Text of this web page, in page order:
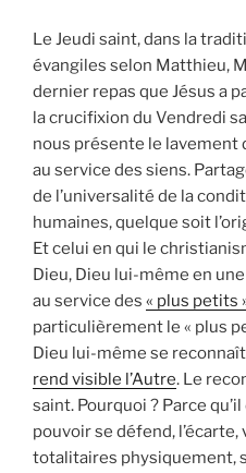
Le Jeudi saint, dans la
évangiles selon Matthieu,
dernier repas que Jésus a
la crucifixion du Vendredi
nous présente le lavement
au service des siens.
de l’universalité de la
humaines, quelque soit
Et celui en qui le
Dieu, Dieu lui-même en
au service des « plus petits
particulièrement le « plus
Dieu lui-même se
rend visible l’Autre. Le
saint. Pourquoi ? Parce
pouvoir se défend,
totalitaires physiquement,